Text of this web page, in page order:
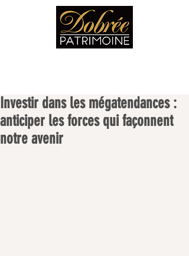
Investir dans les mégatendances :
anticiper les forces qui façonnent
notre avenir